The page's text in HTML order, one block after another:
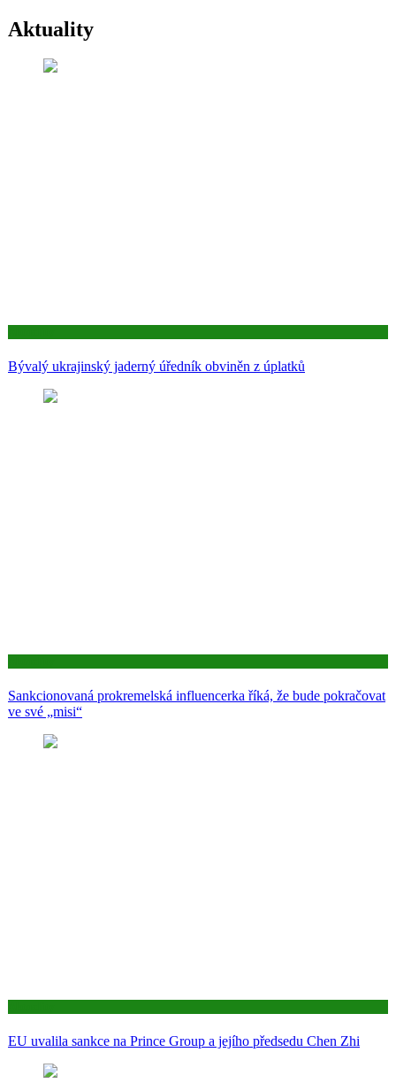
Aktuality
Bývalý ukrajinský jaderný úředník obviněn z úplatků
Sankcionovaná prokremelská influencerka říká, že bude pokračovat
ve své „misi“
EU uvalila sankce na Prince Group a jejího předsedu Chen Zhi